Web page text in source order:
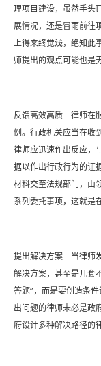
理项目建设，虽然手头
展情况，还是冒雨前往
上得来终觉浅，绝知
师提出的观点可能也是
反馈高效高质 律师在
例。行政机关应当在收
律师应迅速作出反应，
据以作出行政行为的证
材料交至法规部门，由
系列委托事项，这就是
提出解决方案 当律师
解决方案，甚至是几套
答题”，而是要创造条
出问题的律师未必是政
府设计多种解决路径的